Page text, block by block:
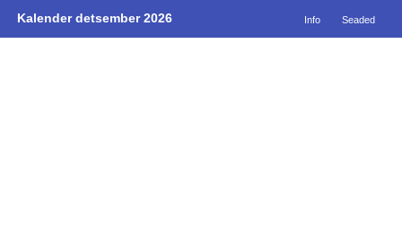
Kalender detsember 2026 Info Seaded